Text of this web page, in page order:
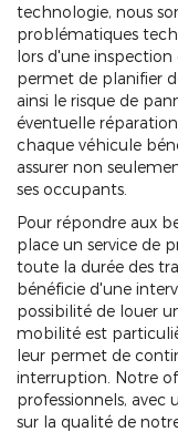
technologie, nous
problématiques
lors d'une inspection
permet de planifier
ainsi le risque de
éventuelle
chaque véhicule
assurer non
ses occupants.
Pour répondre aux
place un service de
toute la durée des
bénéficie d'une
possibilité de louer
mobilité est
leur permet de
interruption. Notre
professionnels,
sur la qualité de